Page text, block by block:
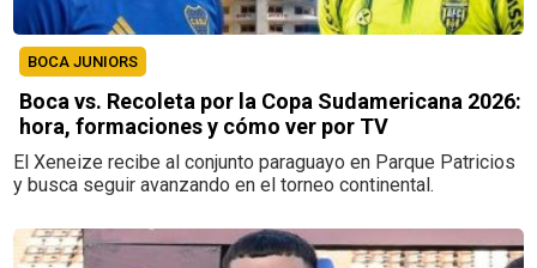
BOCA JUNIORS
Boca vs. Recoleta por la Copa Sudamericana 2026:
hora, formaciones y cómo ver por TV
El Xeneize recibe al conjunto paraguayo en Parque Patricios
y busca seguir avanzando en el torneo continental.